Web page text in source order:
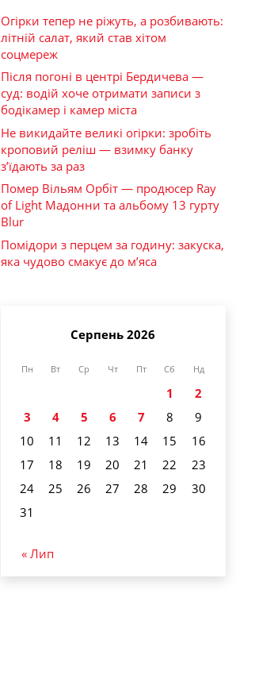
Огірки тепер не ріжуть, а розбивають:
літній салат, який став хітом
соцмереж
Після погоні в центрі Бердичева —
суд: водій хоче отримати записи з
бодікамер і камер міста
Не викидайте великі огірки: зробіть
кроповий реліш — взимку банку
з’їдають за раз
Помер Вільям Орбіт — продюсер Ray
of Light Мадонни та альбому 13 гурту
Blur
Помідори з перцем за годину: закуска,
яка чудово смакує до м’яса
Серпень 2026
Пн Вт Ср Чт Пт Сб Нд
1
2
3
4 5 6 7 8
9
10
11 12 13 14 15
16
17
18 19 20 21 22
23
24
25 26 27 28 29
30
31
« Лип